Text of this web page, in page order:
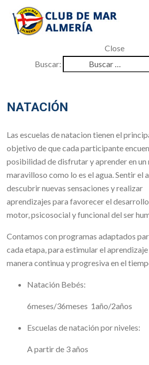
Close
Buscar:
Secciones
/
Escuelas deportivas
/
Natación
NATACIÓN
Las escuelas de natacion tienen el
objetivo de que cada participante
posibilidad de disfrutar y aprender en un
maravilloso como lo es el agua. Sentir el
descubrir nuevas sensaciones y realizar
aprendizajes para favorecer el desarrollo
motor, psicosocial y funcional del ser
Contamos con programas adaptados
cada etapa, para estimular el
manera continua y progresiva en el
Natación Bebés:
6meses/36meses 1año/2años
Escuelas de natación por niveles:
A partir de 3 años